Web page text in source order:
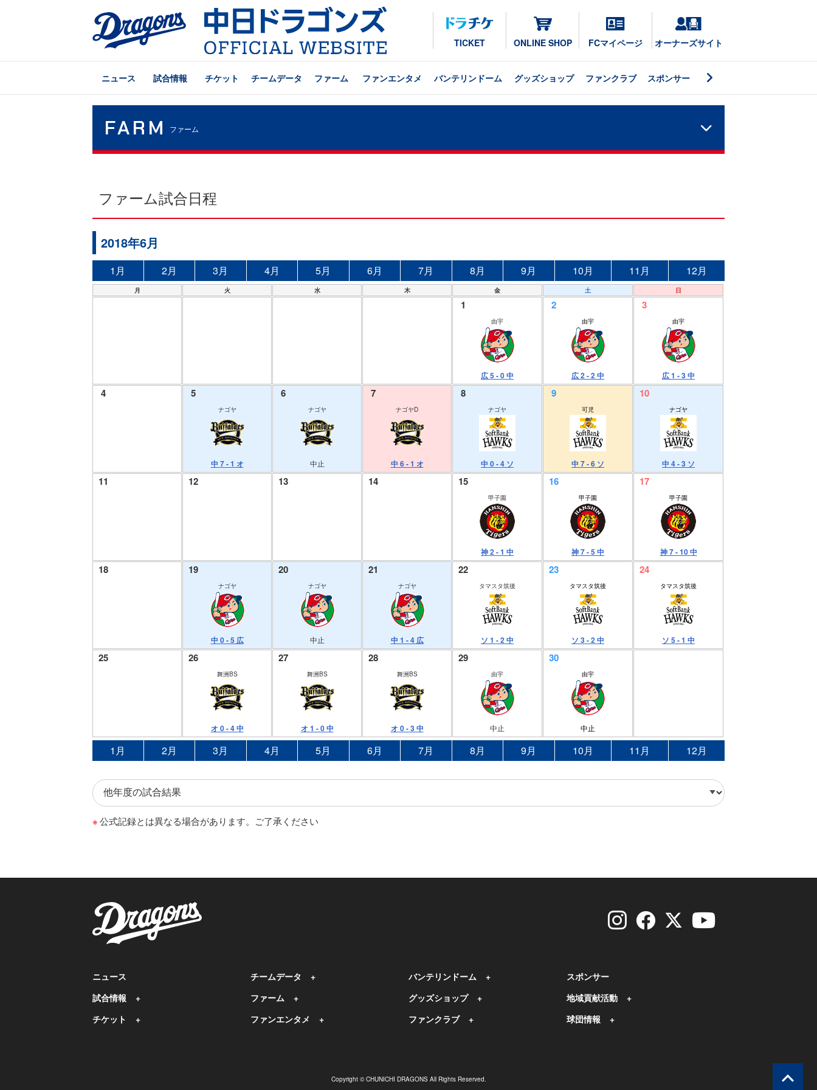
TICKET ONLINE SHOP FCマイページ オーナーズサイト
ニュース 試合情報 チケット チームデータ ファーム ファンエンタメ バンテリンドーム グッズショップ ファンクラブ スポンサー
FARM ファーム
ファーム試合日程
2018年6月
1月 2月 3月 4月 5月 6月 7月 8月 9月 10月 11月 12月
月 火 水 木 金 土 日
1
由宇
広 5 - 0 中
2
由宇
広 2 - 2 中
3
由宇
広 1 - 3 中
4 5
ナゴヤ
中 7 - 1 オ
6
ナゴヤ
中止
7
ナゴヤD
中 6 - 1 オ
8
ナゴヤ
中 0 - 4 ソ
9
可児
中 7 - 6 ソ
10
ナゴヤ
中 4 - 3 ソ
11 12 13 14 15
甲子園
神 2 - 1 中
16
甲子園
神 7 - 5 中
17
甲子園
神 7 - 10 中
18 19
ナゴヤ
中 0 - 5 広
20
ナゴヤ
中止
21
ナゴヤ
中 1 - 4 広
22
タマスタ筑後
ソ 1 - 2 中
23
タマスタ筑後
ソ 3 - 2 中
24
タマスタ筑後
ソ 5 - 1 中
25 26
舞洲BS
オ 0 - 4 中
27
舞洲BS
オ 1 - 0 中
28
舞洲BS
オ 0 - 3 中
29
由宇
中止
30
由宇
中止
1月 2月 3月 4月 5月 6月 7月 8月 9月 10月 11月 12月
公式記録とは異なる場合があります。ご了承ください
ニュース
試合情報
チケット
チームデータ
ファーム
ファンエンタメ
バンテリンドーム
グッズショップ
ファンクラブ
スポンサー
地域貢献活動
球団情報
Copyright © CHUNICHI DRAGONS All Rights Reserved.